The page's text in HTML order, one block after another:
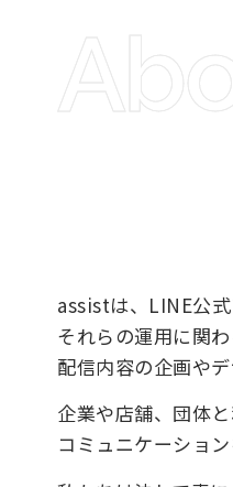
assistは、LINE公
それらの運用に関
配信内容の企画やデ
企業や店舗、団体
コミュニケーション